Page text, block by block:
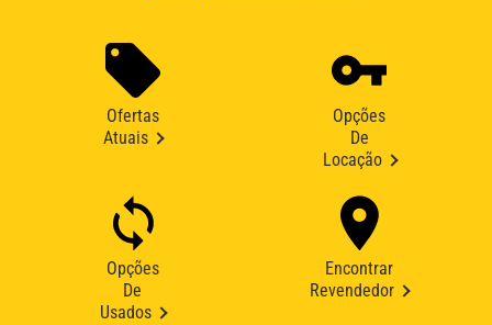
Ofertas
Atuais
Opções
De
Locação
Opções
De
Usados
Encontrar
Revendedor